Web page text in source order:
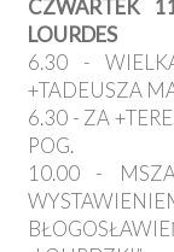
CZWARTEK
LOURDES
6.30 -
+TADEUSZA
6.30 - ZA
POG.
10.00 -